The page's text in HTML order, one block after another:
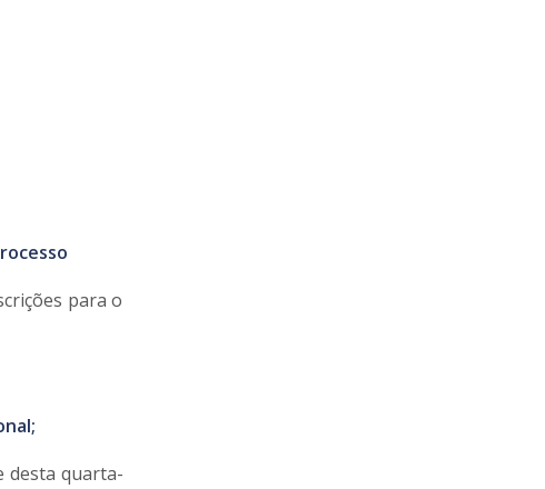
para o
desta quarta-